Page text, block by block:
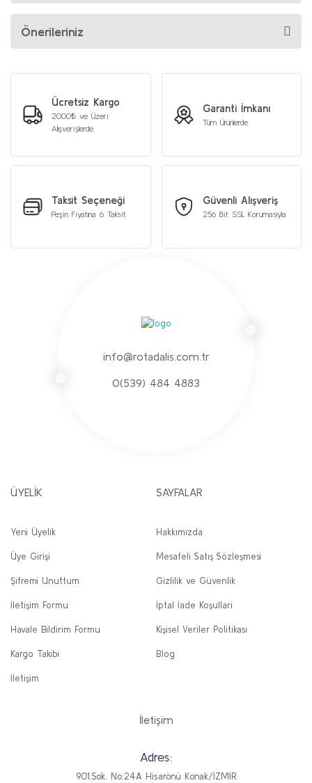
Önerileriniz
Ücretsiz Kargo
2000₺ ve Üzeri
Alışverişlerde
Garanti İmkanı
Tüm Ürünlerde
Taksit Seçeneği
Peşin Fiyatına 6 Taksit
Güvenli Alışveriş
256 Bit SSL Korumasıyla
info@rotadalis.com.tr
0(539) 484 4883
ÜYELİK
Yeni Üyelik
Üye Girişi
Şifremi Unuttum
İletişim Formu
Havale Bildirim Formu
Kargo Takibi
İletişim
SAYFALAR
Hakkımızda
Mesafeli Satış Sözleşmesi
Gizlilik ve Güvenlik
İptal İade Koşullari
Kişisel Veriler Politikası
Blog
İletişim
Adres:
901.Sok. No:24A Hisarönü Konak/İZMİR